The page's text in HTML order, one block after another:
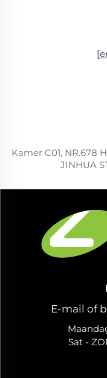
Kamer C01, NR.678
JINHUA
E-mail of
Sat -